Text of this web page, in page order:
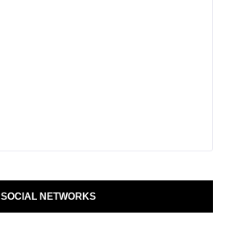
SOCIAL NETWORKS